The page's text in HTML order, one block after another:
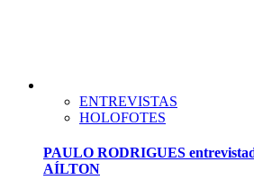
ENTREVISTAS
HOLOFOTES
PAULO RODRIGUES
AÍLTON